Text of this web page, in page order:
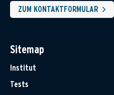
ZUM KONTAKTFORMULAR
Sitemap
Institut
Tests